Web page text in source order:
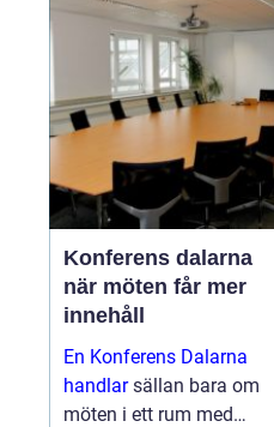
För den som kör
motocross, enduro eller
snöskoter kan en väl
utför...
Konferens dalarna
när möten får mer
innehåll
En Konferens Dalarna
handlarsällan bara om
möten i ett rum med